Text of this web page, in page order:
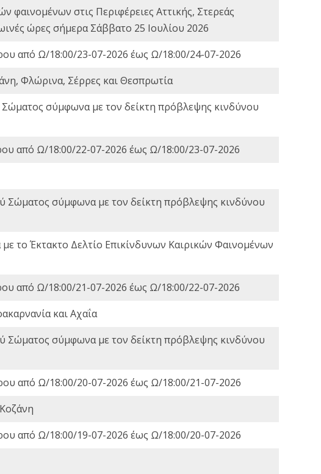
στις Περιφέρειες Αττικής, Στερεάς
ώρες σήμερα Σάββατο 25 Ιουλίου 2026
από Ω/18:00/23-07-2026 έως Ω/18:00/24-07-2026
Φλώρινα, Σέρρες και Θεσπρωτία
σύμφωνα με τον δείκτη πρόβλεψης κινδύνου
από Ω/18:00/22-07-2026 έως Ω/18:00/23-07-2026
Σώματος σύμφωνα με τον δείκτη πρόβλεψης κινδύνου
το Έκτακτο Δελτίο Επικίνδυνων Καιρικών Φαινομένων
από Ω/18:00/21-07-2026 έως Ω/18:00/22-07-2026
και Αχαΐα
Σώματος σύμφωνα με τον δείκτη πρόβλεψης κινδύνου
από Ω/18:00/20-07-2026 έως Ω/18:00/21-07-2026
από Ω/18:00/19-07-2026 έως Ω/18:00/20-07-2026